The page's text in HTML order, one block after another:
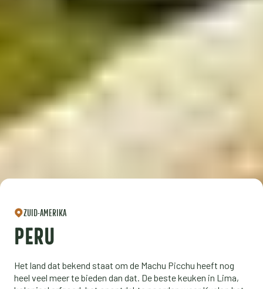
ZUID-AMERIKA
PERU
Het land dat bekend staat om de Machu Picchu heeft nog
heel veel meer te bieden dan dat. De beste keuken in Lima,